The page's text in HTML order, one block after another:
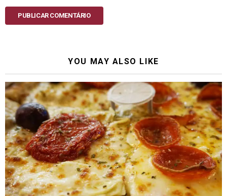
PUBLICAR COMENTÁRIO
YOU MAY ALSO LIKE